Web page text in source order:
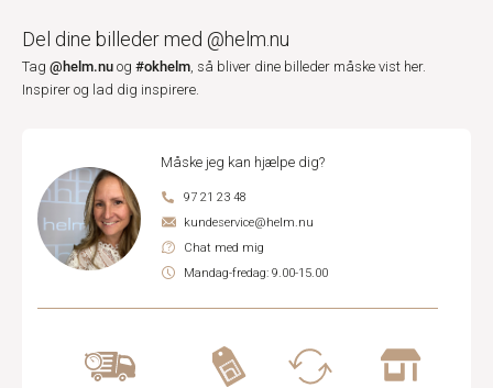
Del dine billeder med @helm.nu
Tag @helm.nu og #okhelm, så bliver dine billeder måske vist her.
Inspirer og lad dig inspirere.
Måske jeg kan hjælpe dig?
97 21 23 48
kundeservice@helm.nu
Chat med mig
Mandag-fredag: 9.00-15.00